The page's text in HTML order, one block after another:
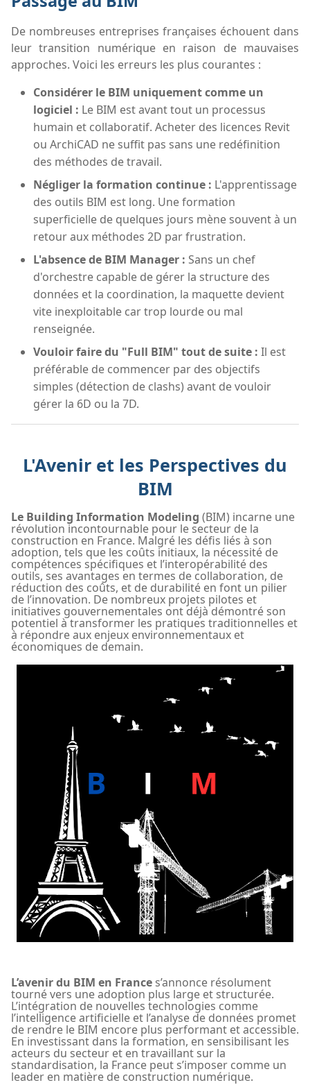
De nombreuses entreprises françaises échouent dans
leur transition numérique en raison de mauvaises
approches. Voici les erreurs les plus courantes :
Considérer le BIM uniquement comme un
logiciel : Le BIM est avant tout un processus
humain et collaboratif. Acheter des licences Revit
ou ArchiCAD ne suffit pas sans une redéfinition
des méthodes de travail.
Négliger la formation continue : L'apprentissage
des outils BIM est long. Une formation
superficielle de quelques jours mène souvent à un
retour aux méthodes 2D par frustration.
L'absence de BIM Manager : Sans un chef
d'orchestre capable de gérer la structure des
données et la coordination, la maquette devient
vite inexploitable car trop lourde ou mal
renseignée.
Vouloir faire du "Full BIM" tout de suite : Il est
préférable de commencer par des objectifs
simples (détection de clashs) avant de vouloir
gérer la 6D ou la 7D.
L'Avenir et les Perspectives du
BIM
Le Building Information Modeling (BIM) incarne une
révolution incontournable pour le secteur de la
construction en France. Malgré les défis liés à son
adoption, tels que les coûts initiaux, la nécessité de
compétences spécifiques et l’interopérabilité des
outils, ses avantages en termes de collaboration, de
réduction des coûts, et de durabilité en font un pilier
de l’innovation. De nombreux projets pilotes et
initiatives gouvernementales ont déjà démontré son
potentiel à transformer les pratiques traditionnelles et
à répondre aux enjeux environnementaux et
économiques de demain.
L’avenir du BIM en France s’annonce résolument
tourné vers une adoption plus large et structurée.
L’intégration de nouvelles technologies comme
l’intelligence artificielle et l’analyse de données promet
de rendre le BIM encore plus performant et accessible.
En investissant dans la formation, en sensibilisant les
acteurs du secteur et en travaillant sur la
standardisation, la France peut s’imposer comme un
leader en matière de construction numérique.